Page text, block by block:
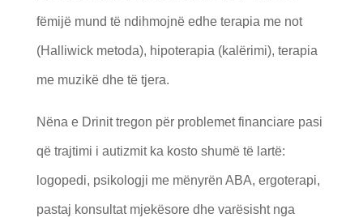
fëmijë mund të ndihmojnë edhe terapia me not
(Halliwick metoda), hipoterapia (kalërimi), terapia
me muzikë dhe të tjera.
Nëna e Drinit tregon për problemet financiare pasi
që trajtimi i autizmit ka kosto shumë të lartë:
logopedi, psikologji me mënyrën ABA, ergoterapi,
pastaj konsultat mjekësore dhe varësisht nga